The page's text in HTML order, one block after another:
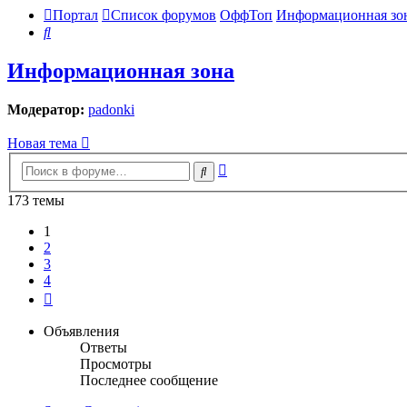
Портал Список форумов ОффТоп Информационная
Поиск
Информационная зона
Модератор: padonki
Новая тема
Поиск
173 темы
1
2
3
4
Объявления
Ответы
Просмотры
Последнее сообщение